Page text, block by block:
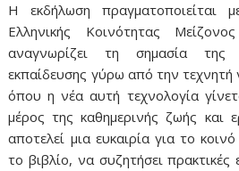
Η εκδήλωση πραγματοποιείται
Ελληνικής Κοινότητας
αναγνωρίζει τη σημασία της
εκπαίδευσης γύρω από την τεχνητή
όπου η νέα αυτή τεχνολογία
μέρος της καθημερινής ζωής και
αποτελεί μια ευκαιρία για το
το βιβλίο, να συζητήσει